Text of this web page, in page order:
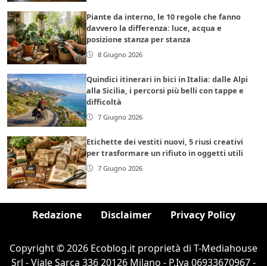
Piante da interno, le 10 regole che fanno
davvero la differenza: luce, acqua e
posizione stanza per stanza
8 Giugno 2026
Quindici itinerari in bici in Italia: dalle Alpi
alla Sicilia, i percorsi più belli con tappe e
difficoltà
7 Giugno 2026
Etichette dei vestiti nuovi, 5 riusi creativi
per trasformare un rifiuto in oggetti utili
7 Giugno 2026
Redazione Disclaimer Privacy Policy
Copyright © 2026 Ecoblog.it proprietà di T-Mediahouse
Srl - Viale Sarca 336 20126 Milano - P.Iva 06933670967 -